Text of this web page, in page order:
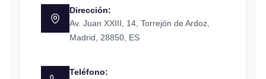
Dirección:
Av. Juan XXIII, 14, Torrejón de Ardoz,
Madrid, 28850, ES
Teléfono: